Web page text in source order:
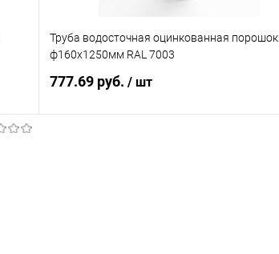
Труба водосточная оцинкованная порошок
ф160х1250мм RAL 7003
777.69 руб. / шт